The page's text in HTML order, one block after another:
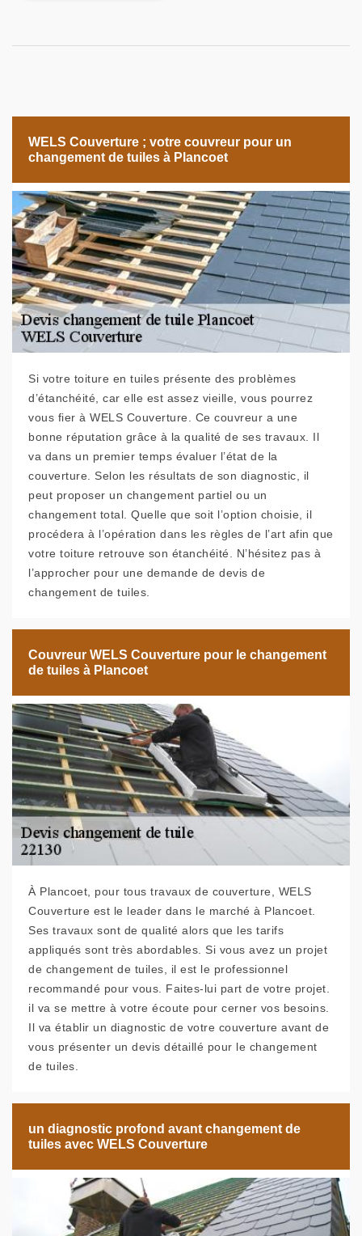
WELS Couverture ; votre couvreur pour un
changement de tuiles à Plancoet
Si votre toiture en tuiles présente des problèmes
d’étanchéité, car elle est assez vieille, vous pourrez
vous fier à WELS Couverture. Ce couvreur a une
bonne réputation grâce à la qualité de ses travaux. Il
va dans un premier temps évaluer l’état de la
couverture. Selon les résultats de son diagnostic, il
peut proposer un changement partiel ou un
changement total. Quelle que soit l’option choisie, il
procédera à l’opération dans les règles de l’art afin que
votre toiture retrouve son étanchéité. N’hésitez pas à
l’approcher pour une demande de devis de
changement de tuiles.
Couvreur WELS Couverture pour le changement
de tuiles à Plancoet
À Plancoet, pour tous travaux de couverture, WELS
Couverture est le leader dans le marché à Plancoet.
Ses travaux sont de qualité alors que les tarifs
appliqués sont très abordables. Si vous avez un projet
de changement de tuiles, il est le professionnel
recommandé pour vous. Faites-lui part de votre projet.
il va se mettre à votre écoute pour cerner vos besoins.
Il va établir un diagnostic de votre couverture avant de
vous présenter un devis détaillé pour le changement
de tuiles.
un diagnostic profond avant changement de
tuiles avec WELS Couverture